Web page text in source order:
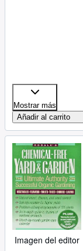
Mostrar más
Añadir al carrito
Imagen del editor